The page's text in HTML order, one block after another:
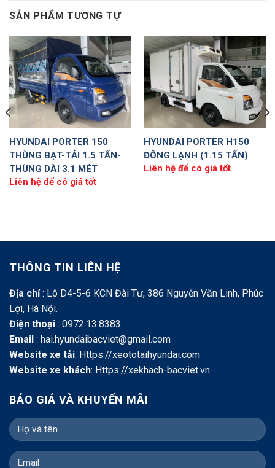
SẢN PHẨM TƯƠNG TỰ
HYUNDAI PORTER 150
THÙNG BẠT-TẢI 1.5 TẤN-
THÙNG DÀI 3.1 MÉT
Liên hệ để có giá tốt
HYUNDAI PORTER H150
ĐÔNG LẠNH (1.15 TẤN)
Liên hệ để có giá tốt
THÔNG TIN LIÊN HỆ
Địa chỉ: Lô D4-5-6 KCN Đài Tư, 386 Nguyễn Văn Linh, Phúc
Lợi, Hà Nội.
Điện thoại : 0972.13.8383
Email : hai.hyundaibacviet@gmail.com
Website xe tải: Https://xeototaihyundai.com
Website xe khách: Https://xekhach-bacviet.vn
BÁO GIÁ VÀ KHUYẾN MÃI